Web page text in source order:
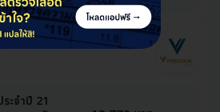
พรีซิชั่น คลินิก)
ะจำปี 21